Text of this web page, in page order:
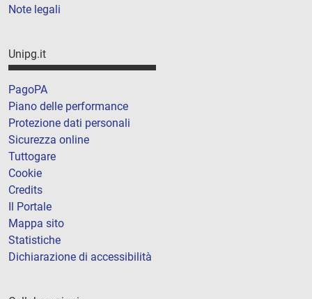
Note legali
Unipg.it
PagoPA
Piano delle performance
Protezione dati personali
Sicurezza online
Tuttogare
Cookie
Credits
Il Portale
Mappa sito
Statistiche
Dichiarazione di accessibilità